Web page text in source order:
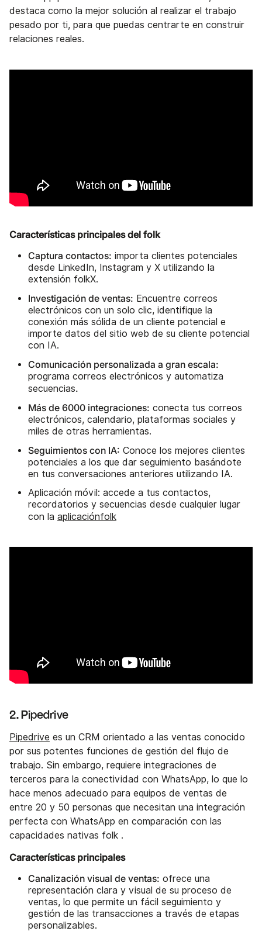
destaca como la mejor solución al realizar el trabajo
pesado por ti, para que puedas centrarte en construir
relaciones reales.
Características principales del folk
Captura contactos: importa clientes potenciales
desde LinkedIn, Instagram y X utilizando la
extensión folkX.
Investigación de ventas: Encuentre correos
electrónicos con un solo clic, identifique la
conexión más sólida de un cliente potencial e
importe datos del sitio web de su cliente potencial
con IA.
Comunicación personalizada a gran escala:
programa correos electrónicos y automatiza
secuencias.
Más de 6000 integraciones: conecta tus correos
electrónicos, calendario, plataformas sociales y
miles de otras herramientas.
Seguimientos con IA: Conoce los mejores clientes
potenciales a los que dar seguimiento basándote
en tus conversaciones anteriores utilizando IA.
Aplicación móvil: accede a tus contactos,
recordatorios y secuencias desde cualquier lugar
con la aplicaciónfolk
2. Pipedrive
Pipedrive es un CRM orientado a las ventas conocido
por sus potentes funciones de gestión del flujo de
trabajo. Sin embargo, requiere integraciones de
terceros para la conectividad con WhatsApp, lo que lo
hace menos adecuado para equipos de ventas de
entre 20 y 50 personas que necesitan una integración
perfecta con WhatsApp en comparación con las
capacidades nativas folk .
Características principales
Canalización visual de ventas: ofrece una
representación clara y visual de su proceso de
ventas, lo que permite un fácil seguimiento y
gestión de las transacciones a través de etapas
personalizables.